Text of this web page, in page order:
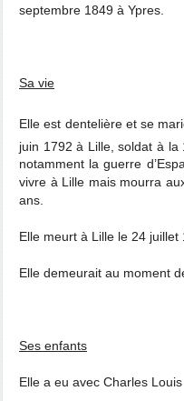
septembre 1849 à Ypres.
Sa vie
Elle est dentelière et se
juin 1792 à Lille, soldat à la
notamment la guerre
vivre à Lille mais mourra
ans.
Elle meurt à Lille le 24 juillet
Elle demeurait au moment
Ses enfants
Elle a eu avec Charles